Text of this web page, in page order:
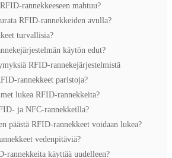
rannekkeeseen mahtuu?
RFID-rannekkeiden avulla?
turvallisia?
käytön edut?
RFID-rannekejärjestelmistä
rannekkeet paristoja?
lukea RFID-rannekkeita?
ja NFC-rannekkeilla?
päästä RFID-rannekkeet voidaan lukea?
vedenpitäviä?
rannekkeita käyttää uudelleen?